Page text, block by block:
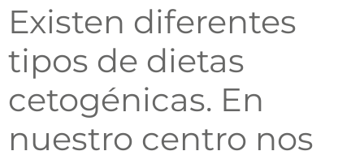
Existen diferentes
tipos de dietas
cetogénicas. En
nuestro centro nos